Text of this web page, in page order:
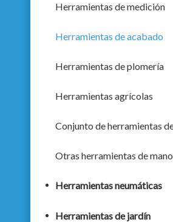
Herramientas de medición
Herramientas de acabado
Herramientas de plomería
Herramientas agrícolas
Otras herramientas de mano
Herramientas neumáticas
Herramientas de jardín